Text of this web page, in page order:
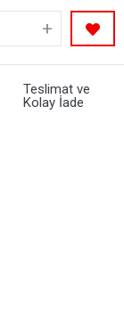
+
Teslimat ve
Kolay İade